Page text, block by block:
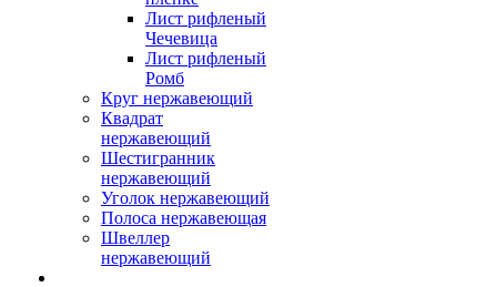
Лист рифленый
Чечевица
Лист рифленый
Ромб
Круг нержавеющий
Квадрат
нержавеющий
Шестигранник
нержавеющий
Уголок нержавеющий
Полоса нержавеющая
Швеллер
нержавеющий